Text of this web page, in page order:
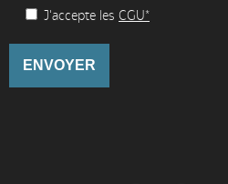
J'accepte les CGU*